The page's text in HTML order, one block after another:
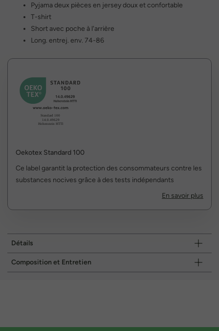
Pyjama deux pièces en jersey doux et confortable
T-shirt
Short avec poche à l'arrière
Long. entrej. env. 74-86
Oekotex Standard 100
Ce label garantit la protection des consommateurs contre les
substances nocives grâce à des tests indépendants
En savoir plus
Détails
Composition et Entretien